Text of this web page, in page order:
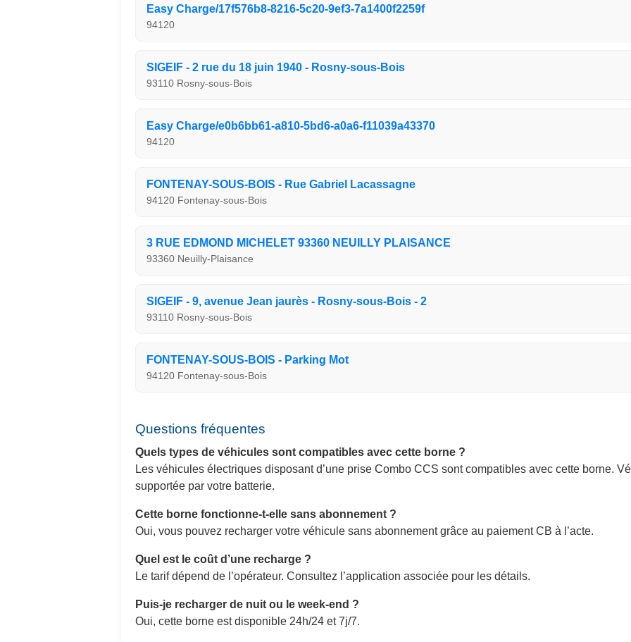
Easy Charge/17f576b8-8216-5c20-9ef3-7a1400f2259f
94120
SIGEIF - 2 rue du 18 juin 1940 - Rosny-sous-Bois
93110 Rosny-sous-Bois
Easy Charge/e0b6bb61-a810-5bd6-a0a6-f11039a43370
94120
FONTENAY-SOUS-BOIS - Rue Gabriel Lacassagne
94120 Fontenay-sous-Bois
3 RUE EDMOND MICHELET 93360 NEUILLY PLAISANCE
93360 Neuilly-Plaisance
SIGEIF - 9, avenue Jean jaurès - Rosny-sous-Bois - 2
93110 Rosny-sous-Bois
FONTENAY-SOUS-BOIS - Parking Mot
94120 Fontenay-sous-Bois
Questions fréquentes
Quels types de véhicules sont compatibles avec cette borne ?
Les véhicules électriques disposant d’une prise Combo CCS sont compatibles avec cette borne.
supportée par votre batterie.
Cette borne fonctionne-t-elle sans abonnement ?
Oui, vous pouvez recharger votre véhicule sans abonnement grâce au paiement CB à l’acte.
Quel est le coût d’une recharge ?
Le tarif dépend de l’opérateur. Consultez l’application associée pour les détails.
Puis-je recharger de nuit ou le week-end ?
Oui, cette borne est disponible 24h/24 et 7j/7.